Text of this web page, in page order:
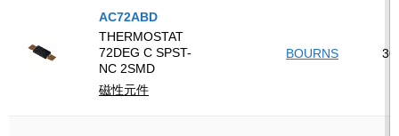
AC72ABD
THERMOSTAT
72DEG C SPST-
NC 2SMD
磁性元件
BOURNS 30